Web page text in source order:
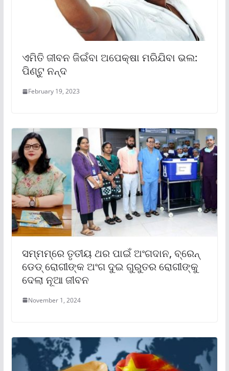
ଏମିତି ଜୀବନ ଜିଇଁବା ଅପେକ୍ଷା ମରିଯିବା ଭଲ:
ପିଣ୍ଟୁ ନନ୍ଦ
February 19, 2023
ସମ୍ମମ୍‌ରେ ତୃତୀୟ ଥର ପାଇଁ ଅଂଗଦାନ, ବ୍ରେନ୍
ଡେଡ୍ ରୋଗୀଙ୍କ ଅଂଗ ଦୁଇ ଗୁରୁତର ରୋଗୀଙ୍କୁ
ଦେଲା ନୂଆ ଜୀବନ
November 1, 2024